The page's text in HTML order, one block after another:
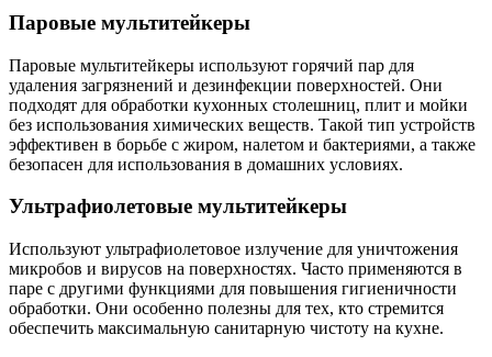
Паровые мультитейкеры
Паровые мультитейкеры используют горячий пар для
удаления загрязнений и дезинфекции поверхностей. Они
подходят для обработки кухонных столешниц, плит и мойки
без использования химических веществ. Такой тип устройств
эффективен в борьбе с жиром, налетом и бактериями, а также
безопасен для использования в домашних условиях.
Ультрафиолетовые мультитейкеры
Используют ультрафиолетовое излучение для уничтожения
микробов и вирусов на поверхностях. Часто применяются в
паре с другими функциями для повышения гигиеничности
обработки. Они особенно полезны для тех, кто стремится
обеспечить максимальную санитарную чистоту на кухне.